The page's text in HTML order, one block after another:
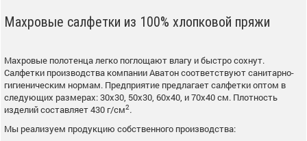
Махровые салфетки из 100% хлопковой пряжи
Махровые полотенца легко поглощают влагу и быстро сохнут.
Салфетки производства компании Аватон соответствуют санитарно-
гигиеническим нормам. Предприятие предлагает салфетки оптом в
следующих размерах: 30х30, 50х30, 60х40, и 70х40 см. Плотность
изделий составляет 430 г/см2.
Мы реализуем продукцию собственного производства: